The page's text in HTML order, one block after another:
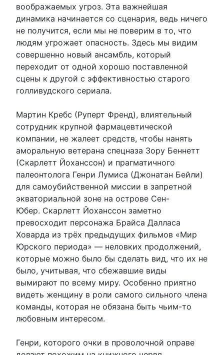
воображаемых угроз. Эта важнейшая
динамика начинается со сценария, ведь ничего
не получится, если мы не поверим в то, что
людям угрожает опасность. Здесь мы видим
совершенно новый ансамбль, который
переходит от одной хорошо поставленной
сцены к другой с эффективностью старого
голливудского сериала.
Мартин Кребс (Руперт Френд), влиятельный
сотрудник крупной фармацевтической
компании, не жалеет средств, чтобы нанять
аморальную ветерана спецназа Зору Беннетт
(Скарлетт Йоханссон) и прагматичного
палеонтолога Генри Лумиса (Джонатан Бейли)
для самоубийственной миссии в запретной
экваториальной зоне на острове Сен-
Юбер. Скарлетт Йоханссон заметно
превосходит персонажа Брайса Далласа
Ховарда из трёх предыдущих фильмов «Мир
Юрского периода» — неловких продолжений,
которые можно было бы сделать вид, что их не
было, учитывая, что сбежавшие виды
вымирают по всему миру. Особенно приятно
видеть женщину в роли самого сильного члена
команды, которая не обязана быть чьим-то
любовным интересом.
Генри, которого очки в проволочной оправе